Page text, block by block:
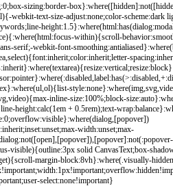
:0;box-sizing:border-box}:where([hidden]:not([
){-webkit-text-size-adjust:none;color-scheme:dark
;line-height:1.5}:where(html:has(dialog:
){:where(html:focus-within){scroll-behavior:
-serif;-webkit-font-smoothing:antialiased}:where(
,select){font:inherit;color:inherit;letter-spacing:
:inherit}:where(textarea){resize:vertical;resize:block}
:pointer}:where(:disabled,label:has(>:disabled,+:
}:where(ul,ol){list-style:none}:where(img,svg,
,video){max-inline-size:100%;block-size:auto}:
line-height:calc(1em + 0.5rem);text-wrap:balance}:
:0;overflow:visible}:where(dialog,[popover])
:inherit;inset:unset;max-width:unset;max-
:not([open],[popover]),[popover]:not(:popover-
-visible){outline:3px solid CanvasText;box-
){scroll-margin-block:8vh}:where(.visually-hidden
!important;width:1px!important;overflow:hidden!
;user-select:none!important}